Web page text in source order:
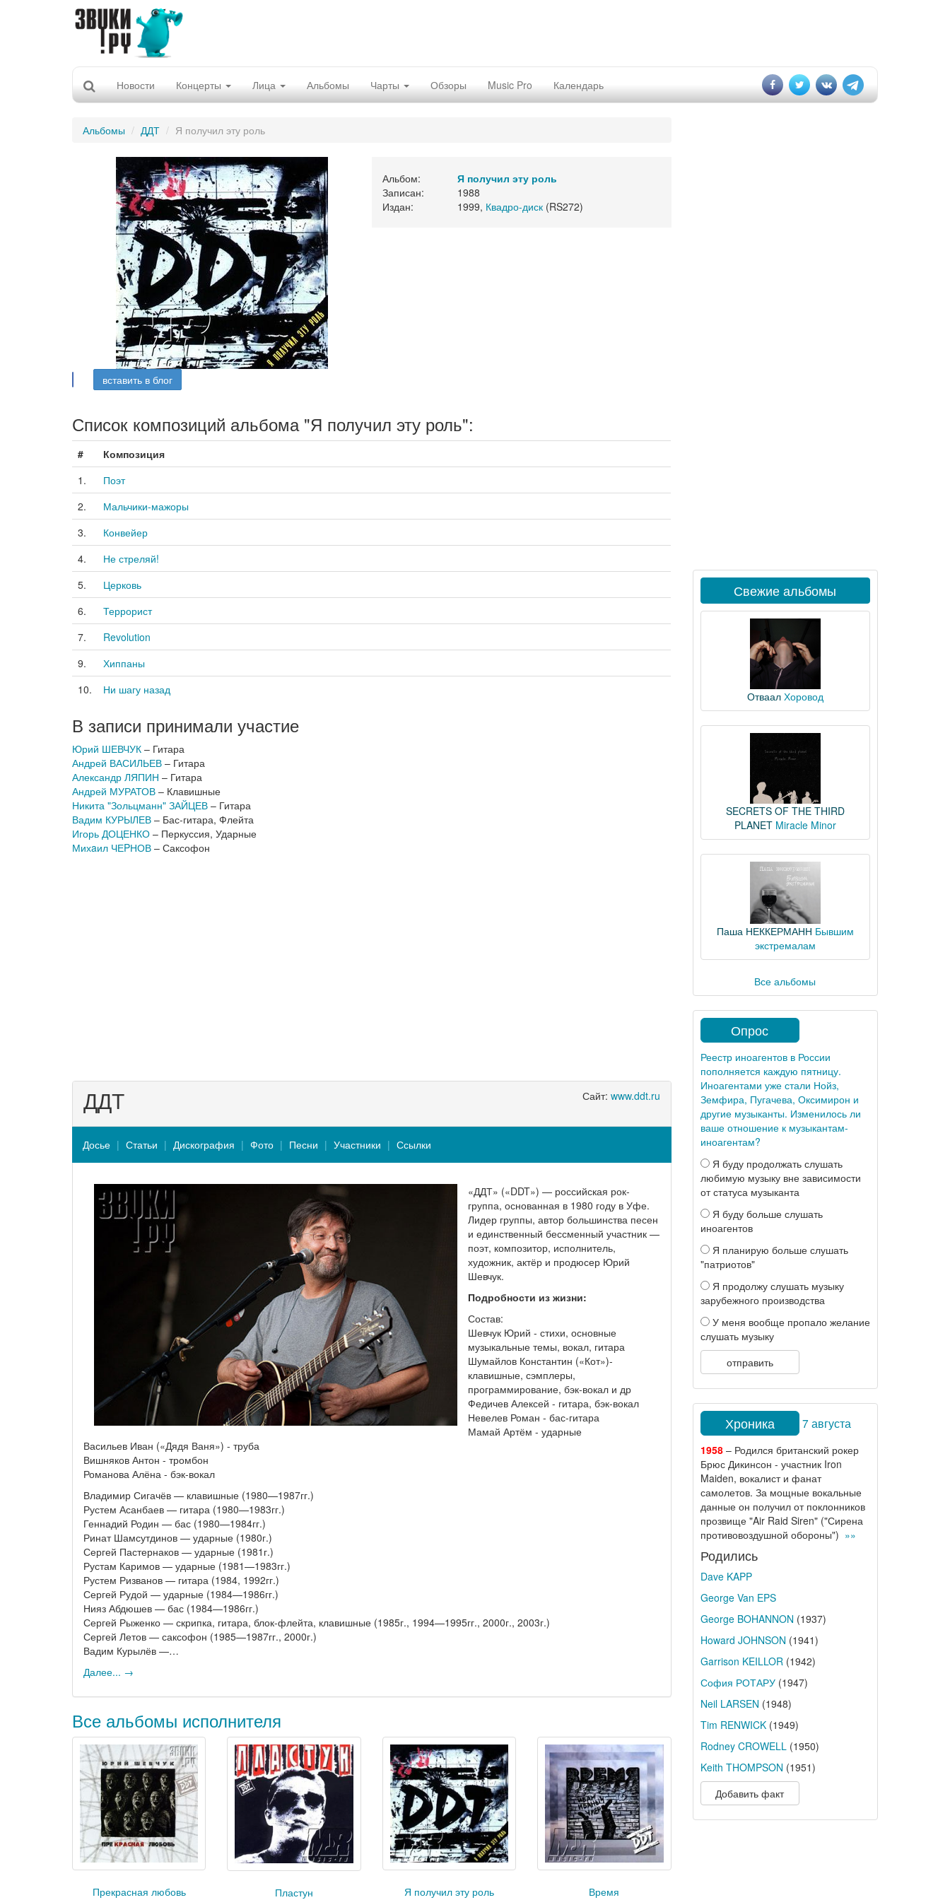
Новости Концерты Лица Альбомы Чарты Обзоры Music Pro Календарь
Альбомы ДДТ Я получил эту роль
Альбом:
Я получил эту роль
Записан:
1988
Издан:
1999, Квадро-диск(RS272)
вставить в блог
Список композиций альбома "Я получил эту роль":
#
Композиция
1.
Поэт
2.
Мальчики-мажоры
3.
Конвейер
4.
Не стреляй!
5.
Церковь
6.
Террорист
7.
Revolution
9.
Хиппаны
10.
Ни шагу назад
В записи принимали участие
Юрий ШЕВЧУК – Гитара
Андрей ВАСИЛЬЕВ – Гитара
Александр ЛЯПИН – Гитара
Андрей МУРАТОВ – Клавишные
Никита "Зольцманн" ЗАЙЦЕВ – Гитара
Вадим КУРЫЛЕВ – Бас-гитара, Флейта
Игорь ДОЦЕНКО – Перкуссия, Ударные
Михaил ЧЕPНОВ – Саксофон
Сайт: www.ddt.ru
ДДТ
Досье Статьи Дискография Фото Песни Участники Ссылки
«ДДТ» («DDT») — российская рок-
группа, основанная в 1980 году в Уфе.
Лидер группы, автор большинства песен
и единственный бессменный участник —
поэт, композитор, исполнитель,
художник, актёр и продюсер Юрий
Шевчук.
Подробности из жизни:
Состав:
Шевчук Юрий - стихи, основные
музыкальные темы, вокал, гитара
Шумайлов Константин («Кот»)-
клавишные, сэмплеры,
программирование, бэк-вокал и др
Федичев Алексей - гитара, бэк-вокал
Невелев Роман - бас-гитара
Мамай Артём - ударные
Васильев Иван («Дядя Ваня») - труба
Вишняков Антон - тромбон
Романова Алёна - бэк-вокал
Владимир Сигачёв — клавишные (1980—1987гг.)
Рустем Асанбаев — гитара (1980—1983гг.)
Геннадий Родин — бас (1980—1984гг.)
Ринат Шамсутдинов — ударные (1980г.)
Сергей Пастернаков — ударные (1981г.)
Рустам Каримов — ударные (1981—1983гг.)
Рустем Ризванов — гитара (1984, 1992гг.)
Сергей Рудой — ударные (1984—1986гг.)
Нияз Абдюшев — бас (1984—1986гг.)
Сергей Рыженко — скрипка, гитара, блок-флейта, клавишные (1985г., 1994—1995гг., 2000г., 2003г.)
Сергей Летов — саксофон (1985—1987гг., 2000г.)
Вадим Курылёв —…
Далее... →
Все альбомы исполнителя
Прекрасная любовь Пластун Я получил эту роль Время
Свежие альбомы
Отваал Хоровод
SECRETS OF THE THIRD
PLANET Miracle Minor
Паша НЕККЕРМАНН Бывшим
экстремалам
Все альбомы
Опрос
Реестр иноагентов в России
пополняется каждую пятницу.
Иноагентами уже стали Нойз,
Земфира, Пугачева, Оксимирон и
другие музыканты. Изменилось ли
ваше отношение к музыкантам-
иноагентам?
Я буду продолжать слушать
любимую музыку вне зависимости
от статуса музыканта
Я буду больше слушать
иноагентов
Я планирую больше слушать
"патриотов"
Я продолжу слушать музыку
зарубежного производства
У меня вообще пропало желание
слушать музыку
отправить
Хроника 7 августа
1958– Родился британский рокер
Брюс Дикинсон - участник Iron
Maiden, вокалист и фанат
самолетов. За мощные вокальные
данные он получил от поклонников
прозвище "Air Raid Siren" ("Сирена
противовоздушной обороны") »»
Родились
Dave KAPP
George Van EPS
George BOHANNON (1937)
Howard JOHNSON (1941)
Garrison KEILLOR(1942)
София РОТАРУ(1947)
Neil LARSEN (1948)
Tim RENWICK(1949)
Rodney CROWELL(1950)
Keith THOMPSON (1951)
Добавить факт